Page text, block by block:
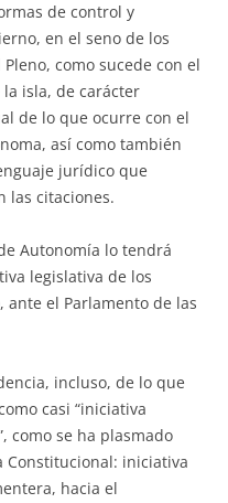
de control y
en el seno de los
como sucede con el
isla, de carácter
de lo que ocurre con el
así como también
jurídico que
las citaciones.
Autonomía lo tendrá
legislativa de los
ante el Parlamento de las
incluso, de lo que
casi “iniciativa
como se ha plasmado
Constitucional: iniciativa
hacia el